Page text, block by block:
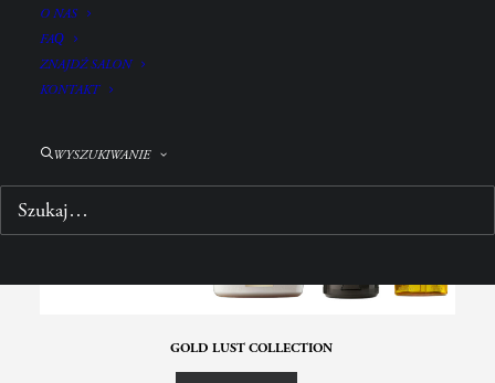
O NAS
FAQ
ZNAJDŹ SALON
KONTAKT
WYSZUKIWANIE
GOLD LUST COLLECTION